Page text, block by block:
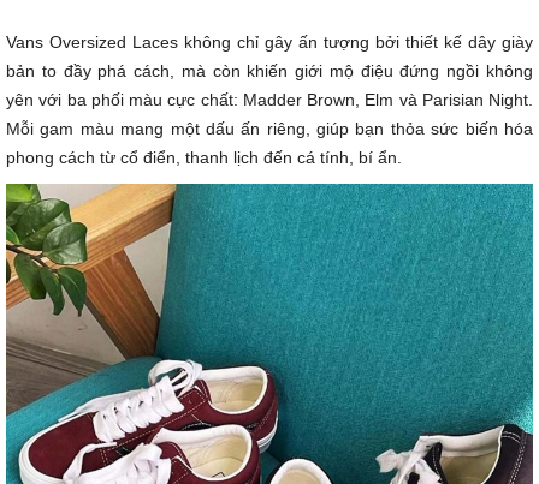
Vans Oversized Laces không chỉ gây ấn tượng bởi thiết kế dây giày
bản to đầy phá cách, mà còn khiến giới mộ điệu đứng ngồi không
yên với ba phối màu cực chất: Madder Brown, Elm và Parisian Night.
Mỗi gam màu mang một dấu ấn riêng, giúp bạn thỏa sức biến hóa
phong cách từ cổ điển, thanh lịch đến cá tính, bí ẩn.